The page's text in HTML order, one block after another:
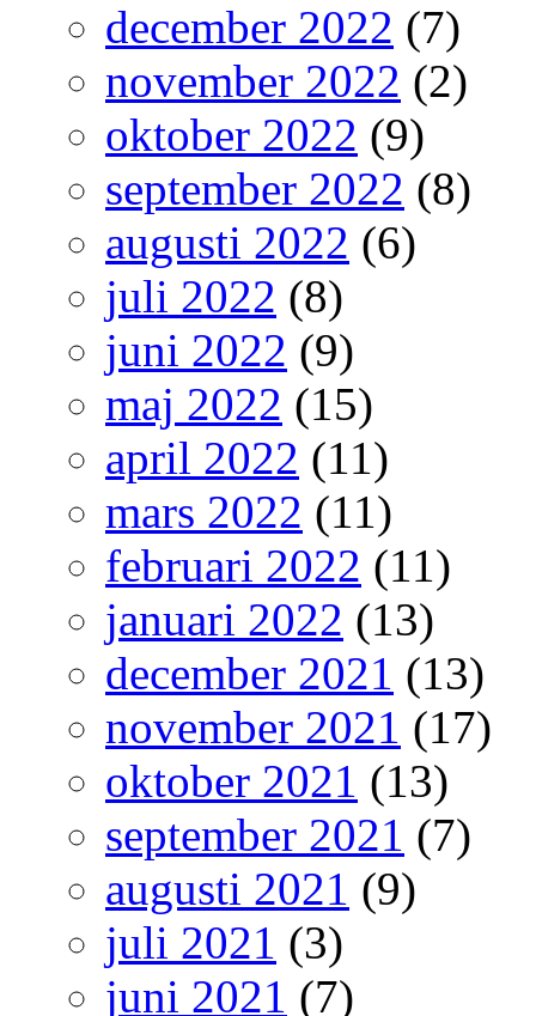
december 2022 (7)
november 2022 (2)
oktober 2022 (9)
september 2022 (8)
augusti 2022 (6)
juli 2022 (8)
juni 2022 (9)
maj 2022 (15)
april 2022 (11)
mars 2022 (11)
februari 2022 (11)
januari 2022 (13)
december 2021 (13)
november 2021 (17)
oktober 2021 (13)
september 2021 (7)
augusti 2021 (9)
juli 2021 (3)
juni 2021 (7)